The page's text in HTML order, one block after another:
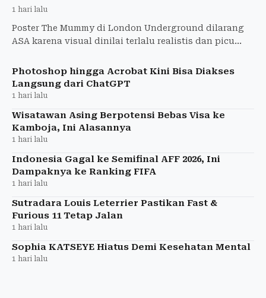
1 hari lalu
Poster The Mummy di London Underground dilarang
ASA karena visual dinilai terlalu realistis dan picu
tarik iklan
Photoshop hingga Acrobat Kini Bisa Diakses
Langsung dari ChatGPT
1 hari lalu
Wisatawan Asing Berpotensi Bebas Visa ke
Kamboja, Ini Alasannya
1 hari lalu
Indonesia Gagal ke Semifinal AFF 2026, Ini
Dampaknya ke Ranking FIFA
1 hari lalu
Sutradara Louis Leterrier Pastikan Fast &
Furious 11 Tetap Jalan
1 hari lalu
Sophia KATSEYE Hiatus Demi Kesehatan Mental
1 hari lalu